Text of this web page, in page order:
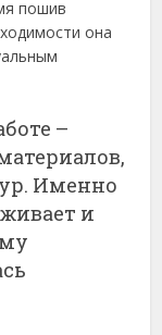
пошив
она
–
Именно
и